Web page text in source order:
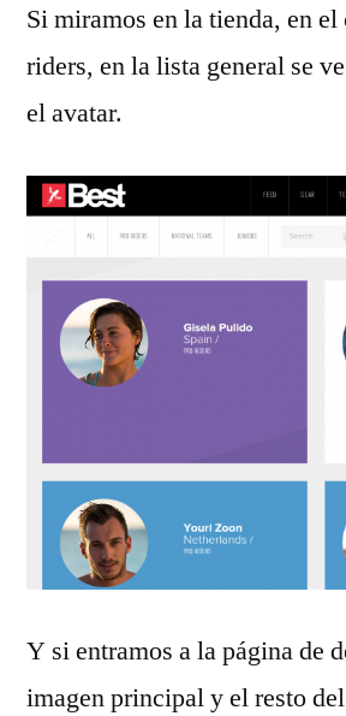
Si miramos en la tienda, en el
riders, en la lista general se
el avatar.
Y si entramos a la página de
imagen principal y el resto